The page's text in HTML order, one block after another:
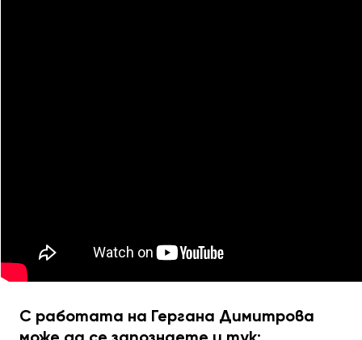
С работата на Гергана Димитрова